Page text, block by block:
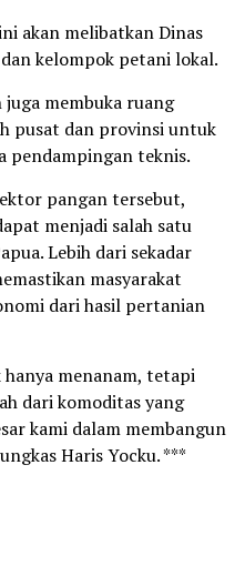
akan melibatkan Dinas
kelompok petani lokal.
membuka ruang
pusat dan provinsi untuk
pendampingan teknis.
pangan tersebut,
menjadi salah satu
Lebih dari sekadar
masyarakat
dari hasil pertanian
menanam, tetapi
dari komoditas yang
kami dalam membangun
Haris Yocku. ***